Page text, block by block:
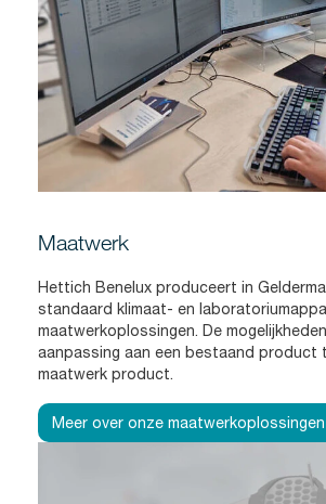
Maatwerk
Hettich Benelux produceert in
standaard klimaat- en
maatwerkoplossingen. De
aanpassing aan een bestaand product
maatwerk product.
Meer over onze maatwerkoplossingen